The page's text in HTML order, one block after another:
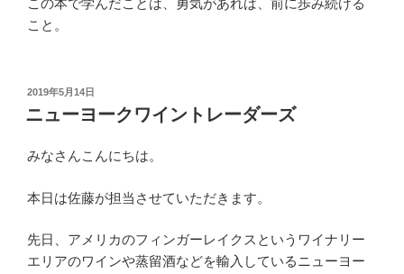
この本で学んだことは、勇気があれば、前に歩み続ける
こと。
投
稿
日:
2019年5月14日
ニューヨークワイントレーダーズ
みなさんこんにちは。
本日は佐藤が担当させていただきます。
先日、アメリカのフィンガーレイクスというワイナリー
エリアのワインや蒸留酒などを輸入しているニューヨー